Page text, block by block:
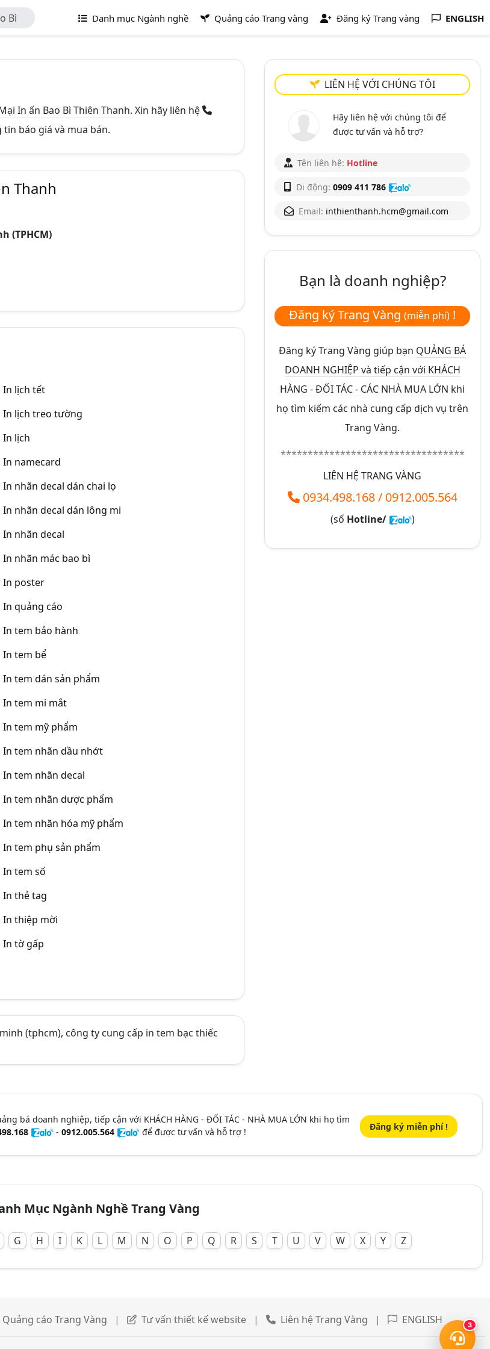
Bì
Danh mục Ngành nghề Quảng cáo Trang vàng Đăng ký Trang vàng ENGLISH
In ấn Bao Bì Thiên Thanh. Xin hãy liên hệ
báo giá và mua bán.
Thanh
(TPHCM)
In lịch tết
In lịch treo tường
In lịch
In namecard
In nhãn decal dán chai lọ
In nhãn decal dán lông mi
In nhãn decal
In nhãn mác bao bì
In poster
In quảng cáo
In tem bảo hành
In tem bể
In tem dán sản phẩm
In tem mi mắt
In tem mỹ phẩm
In tem nhãn dầu nhớt
In tem nhãn decal
In tem nhãn dược phẩm
In tem nhãn hóa mỹ phẩm
In tem phụ sản phẩm
In tem số
In thẻ tag
In thiệp mời
In tờ gấp
(tphcm), công ty cung cấp in tem bạc thiếc
LIÊN HỆ VỚI CHÚNG TÔI
Hãy liên hệ với chúng tôi để
được tư vấn và hỗ trợ?
Tên liên hệ: Hotline
Di động: 0909 411 786
Email: inthienthanh.hcm@gmail.com
Bạn là doanh nghiệp?
Đăng ký Trang Vàng (miễn phí) !
Đăng ký Trang Vàng giúp bạn QUẢNG BÁ
DOANH NGHIỆP và tiếp cận với KHÁCH
HÀNG - ĐỐI TÁC - CÁC NHÀ MUA LỚN khi
họ tìm kiếm các nhà cung cấp dịch vụ trên
Trang Vàng.
**********************************
LIÊN HỆ TRANG VÀNG
0934.498.168/ 0912.005.564
(số Hotline/ )
3
bá doanh nghiệp, tiếp cận với KHÁCH HÀNG - ĐỐI TÁC - NHÀ MUA LỚN khi họ tìm
- 0912.005.564 để được tư vấn và hỗ trợ ! Đăng ký miễn phí !
Mục Ngành Nghề Trang Vàng
G H I K L M N O P Q R S T U V W X Y Z
Quảng cáo Trang Vàng | Tư vấn thiết kế website | Liên hệ Trang Vàng | ENGLISH